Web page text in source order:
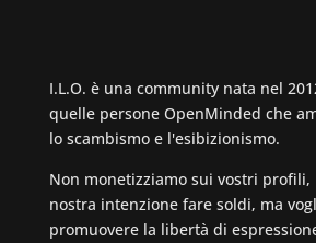
I.L.O. è una community nata nel
quelle persone OpenMinded che
lo scambismo e l'esibizionismo.
Non monetizziamo sui vostri profili,
nostra intenzione fare soldi, ma
promuovere la libertà di